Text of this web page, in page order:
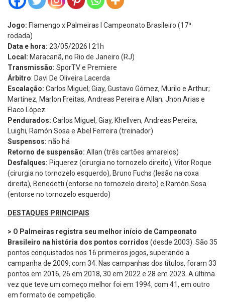
Jogo: Flamengo x Palmeiras l Campeonato Brasileiro (17ª
rodada)
Data e hora: 23/05/2026 l 21h
Local: Maracanã, no Rio de Janeiro (RJ)
Transmissão: SporTV e Premiere
Árbitro: Davi De Oliveira Lacerda
Escalação: Carlos Miguel; Giay, Gustavo Gómez, Murilo e Arthur;
Martínez, Marlon Freitas, Andreas Pereira e Allan; Jhon Arias e
Flaco López
Pendurados: Carlos Miguel, Giay, Khellven, Andreas Pereira,
Luighi, Ramón Sosa e Abel Ferreira (treinador)
Suspensos: não há
Retorno de suspensão: Allan (três cartões amarelos)
Desfalques: Piquerez (cirurgia no tornozelo direito), Vitor Roque
(cirurgia no tornozelo esquerdo), Bruno Fuchs (lesão na coxa
direita), Benedetti (entorse no tornozelo direito) e Ramón Sosa
(entorse no tornozelo esquerdo)
DESTAQUES PRINCIPAIS
> O Palmeiras registra seu melhor início de Campeonato
Brasileiro na história dos pontos corridos (desde 2003). São 35
pontos conquistados nos 16 primeiros jogos, superando a
campanha de 2009, com 34. Nas campanhas dos títulos, foram 33
pontos em 2016, 26 em 2018, 30 em 2022 e 28 em 2023. A última
vez que teve um começo melhor foi em 1994, com 41, em outro
em formato de competição.